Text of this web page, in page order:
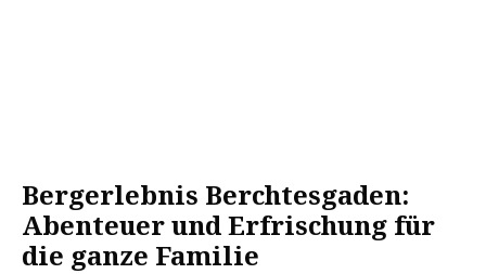
Bergerlebnis Berchtesgaden:
Abenteuer und Erfrischung für
die ganze Familie